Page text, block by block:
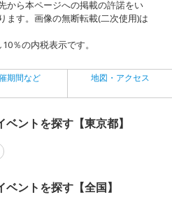
から本ページへの掲載の許諾をい
ます。画像の無断転載(二次使用)は
％の内税表示です。
期間など 地図・アクセス
ントを探す【東京都】
ントを探す【全国】